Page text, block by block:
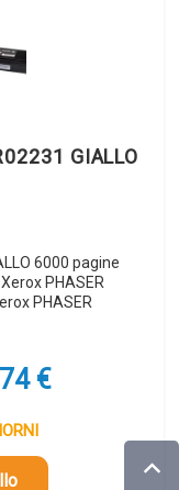
GIALLO
6000 pagine
PHASER
PHASER
€.
€Il
156,74 €.